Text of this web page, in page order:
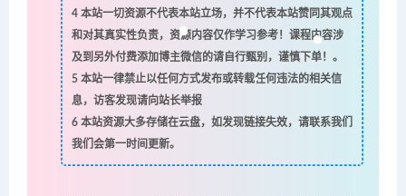
4本站一切资源不代表本站立场，并不代表本站赞同其观点
和对其真实性负责，资源内容仅作学习参考！课程内容涉
及到另外付费添加博主微信的请自行甄别，谨慎下单！。
5本站一律禁止以任何方式发布或转载任何违法的相关信
息，访客发现请向站长举报
6本站资源大多存储在云盘，如发现链接失效，请联系我们
我们会第一时间更新。